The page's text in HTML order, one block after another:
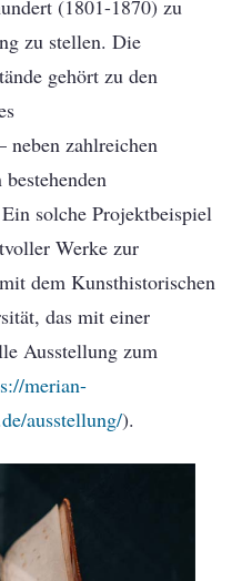
(1801-1870) zu
zu stellen. Die
gehört zu den
neben zahlreichen
solche Projektbeispiel
Werke zur
dem Kunsthistorischen
das mit einer
Ausstellung zum
merian-
ausstellung/).